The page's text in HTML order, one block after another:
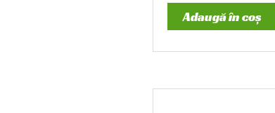
Adaugă în coș